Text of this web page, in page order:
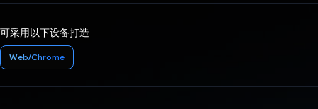
可采用以下设备打造
Web/Chrome